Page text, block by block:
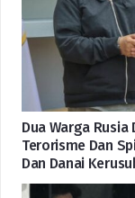
Dua Warga Rusia
Terorisme Dan
Dan Danai